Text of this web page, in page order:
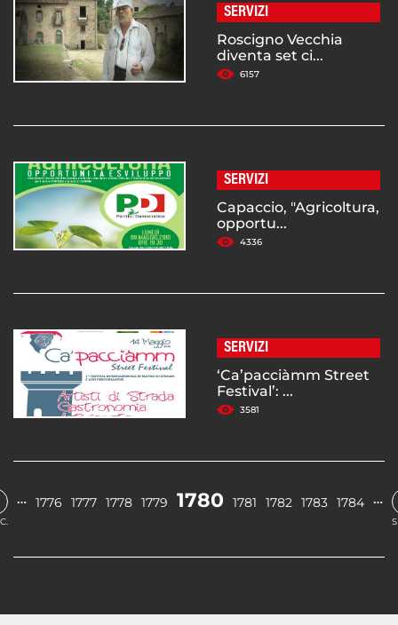
SERVIZI
Roscigno Vecchia
diventa set ci...
6157
SERVIZI
Capaccio, "Agricoltura,
opportu...
4336
SERVIZI
‘Ca’pacciàmm Street
Festival’: ...
3581
… 1776 1777 1778 1779 1780 1781 1782 1783 1784 …